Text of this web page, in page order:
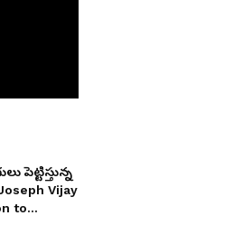
పెట్టిస్తున్న
Vijay
to